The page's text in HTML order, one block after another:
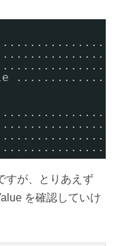
すが、とりあえず
を確認していけ